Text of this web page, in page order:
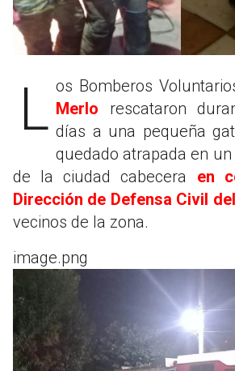
Los Bomberos
Merlo rescataron
días a una pequeña
quedado atrapada en
de la ciudad cabecera en
Dirección de Defensa Civil
vecinos de la zona.
image.png